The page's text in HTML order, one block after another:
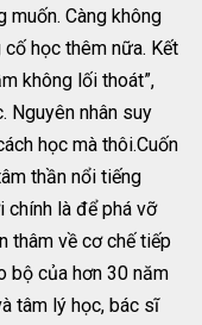
muốn. Càng không
học thêm nữa. Kết
không lối thoát”,
Nguyên nhân suy
học mà thôi.Cuốn
thần nổi tiếng
chính là để phá vỡ
thâm về cơ chế tiếp
bộ của hơn 30 năm
tâm lý học, bác sĩ